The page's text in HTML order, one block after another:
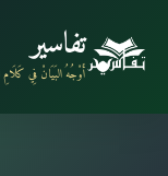
تفاسير
أَوْجُهُ البَيَانْ فِي كَلَامِ